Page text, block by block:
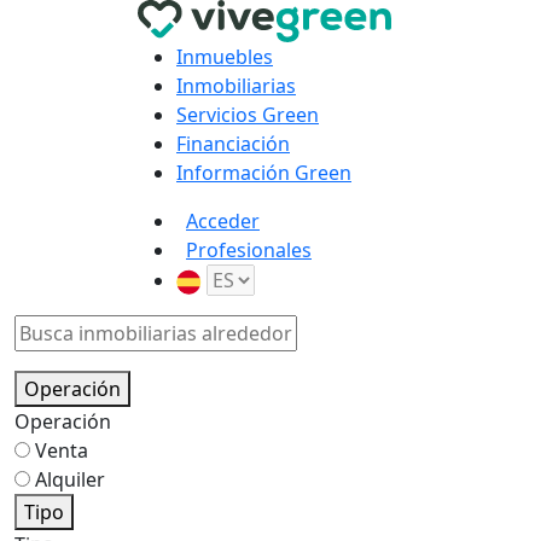
Inmuebles
Inmobiliarias
Servicios Green
Financiación
Información Green
Acceder
Profesionales
Operación
Operación
Venta
Alquiler
Tipo